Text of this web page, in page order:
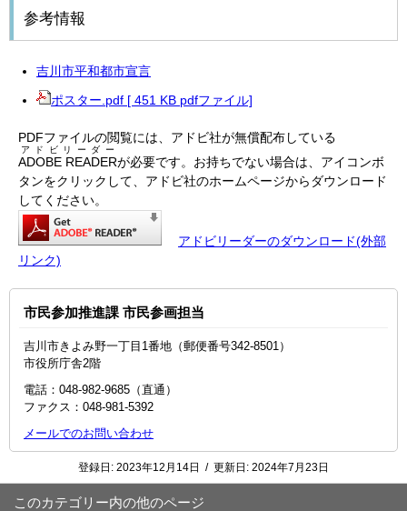
参考情報
吉川市平和都市宣言
ポスター.pdf [ 451 KB pdfファイル]
PDFファイルの閲覧には、アドビ社が無償配布している
ADOBE READER
アドビリーダー
が必要です。お持ちでない場合は、アイコンボ
タンをクリックして、アドビ社のホームページからダウンロード
してください。
アドビリーダーのダウンロード(外部
リンク)
市民参加推進課 市民参画担当
吉川市きよみ野一丁目1番地（郵便番号342-8501）
市役所庁舎2階
電話：048-982-9685（直通）
ファクス：048‐981‐5392
メールでのお問い合わせ
登録日: 2023年12月14日 / 更新日: 2024年7月23日
このカテゴリー内の他のページ